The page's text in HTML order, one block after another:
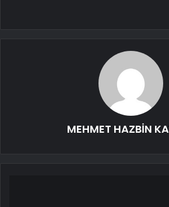
MEHMET HAZBİN